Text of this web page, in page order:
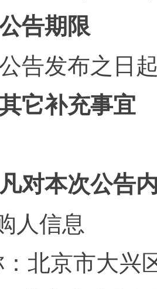
告期限
告发布之日
它补充事宜
对本次公告
人信息
：北京市